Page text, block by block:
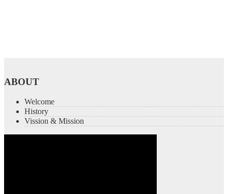
ABOUT
Welcome
History
Vission & Mission